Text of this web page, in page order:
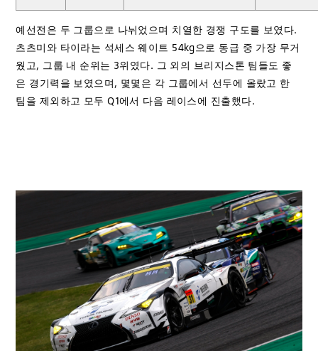
예선전은 두 그룹으로 나뉘었으며 치열한 경쟁 구도를 보였다.
츠츠미와 타이라는 석세스 웨이트 54kg으로 동급 중 가장 무거
웠고, 그룹 내 순위는 3위였다. 그 외의 브리지스톤 팀들도 좋
은 경기력을 보였으며, 몇몇은 각 그룹에서 선두에 올랐고 한
팀을 제외하고 모두 Q1에서 다음 레이스에 진출했다.